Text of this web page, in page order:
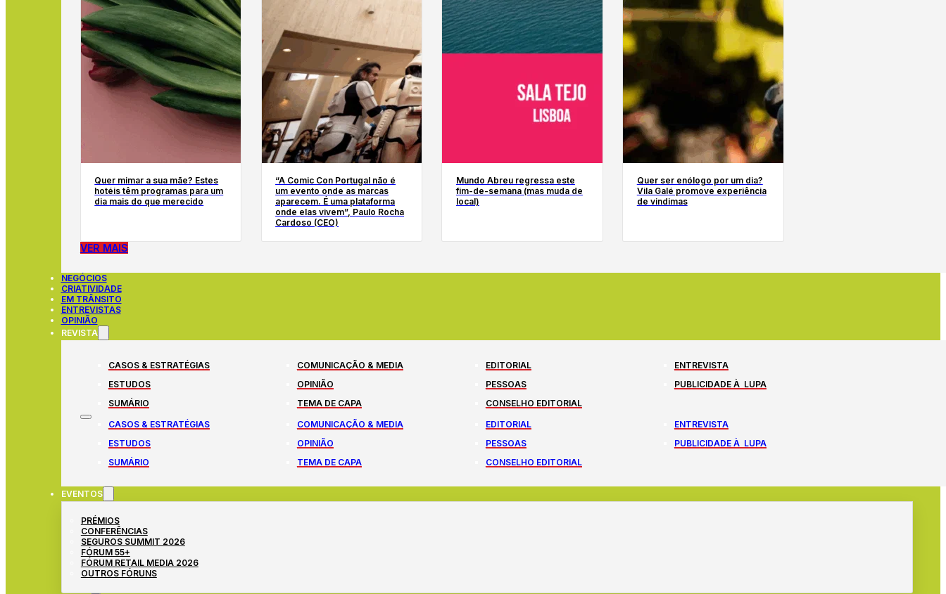
Quer mimar a sua mãe? Estes
hotéis têm programas para um
dia mais do que merecido
“A Comic Con Portugal não é
um evento onde as marcas
aparecem. É uma plataforma
onde elas vivem”, Paulo Rocha
Cardoso (CEO)
Mundo Abreu regressa este
fim-de-semana (mas muda de
local)
Quer ser enólogo por um dia?
Vila Galé promove experiência
de vindimas
VER MAIS
NEGÓCIOS
CRIATIVIDADE
EM TRÂNSITO
ENTREVISTAS
OPINIÃO
REVISTA
CASOS & ESTRATÉGIAS COMUNICAÇÃO & MEDIA EDITORIAL
ENTREVISTA
ESTUDOS
OPINIÃO PESSOAS
PUBLICIDADE À LUPA
SUMÁRIO
TEMA DE CAPA
CONSELHO EDITORIAL
CASOS & ESTRATÉGIAS
COMUNICAÇÃO & MEDIA EDITORIAL
ENTREVISTA
ESTUDOS
OPINIÃO PESSOAS
PUBLICIDADE À LUPA
SUMÁRIO
TEMA DE CAPA CONSELHO EDITORIAL
EVENTOS
PRÉMIOS
CONFERÊNCIAS
SEGUROS SUMMIT 2026
FÓRUM 55+
FÓRUM RETAIL MEDIA 2026
OUTROS FÓRUNS